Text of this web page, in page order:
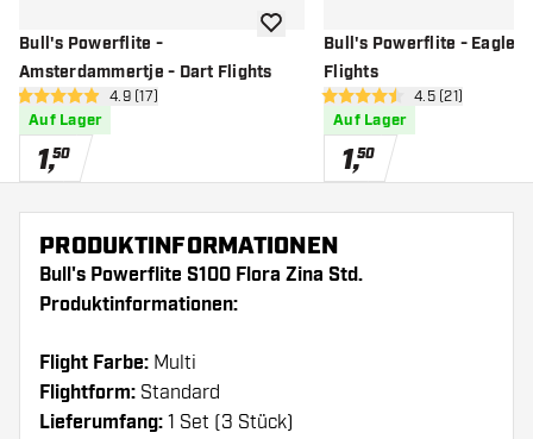
Bull's Powerflite -
Amsterdammertje - Dart Flights
Bewertungsbereich öffnen
4.9 Bewertungssterne
4.9 (17)
Auf Lager
1,50
Zur Wunschliste hinzufügen
Bull's Powerflite - Eagle -
Flights
4.5 Bewertungssterne
4.5 (21)
Auf Lager
1,50
PRODUKTINFORMATIONEN
Bull's Powerflite S100 Flora Zina Std.
Produktinformationen:
Flight Farbe: Multi
Flightform: Standard
Lieferumfang: 1 Set (3 Stück)